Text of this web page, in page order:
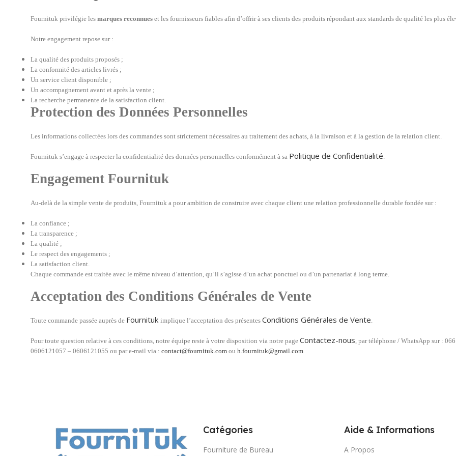
Fournituk privilégie les marques reconnues et les fournisseurs fiables afin d’offrir à ses clients des produits répondant aux standards de qualité les plus
Notre engagement repose sur :
La qualité des produits proposés ;
La conformité des articles livrés ;
Un service client disponible ;
Un accompagnement avant et après la vente ;
La recherche permanente de la satisfaction client.
Protection des Données Personnelles
Les informations collectées lors des commandes sont strictement nécessaires au traitement des achats, à la livraison et à la gestion de la relation client.
Fournituk s’engage à respecter la confidentialité des données personnelles conformément à sa Politique de Confidentialité.
Engagement Fournituk
Au-delà de la simple vente de produits, Fournituk a pour ambition de construire avec chaque client une relation professionnelle durable fondée sur :
La confiance ;
La transparence ;
La qualité ;
Le respect des engagements ;
La satisfaction client.
Chaque commande est traitée avec le même niveau d’attention, qu’il s’agisse d’un achat ponctuel ou d’un partenariat à long terme.
Acceptation des Conditions Générales de Vente
Toute commande passée auprès de Fournituk implique l’acceptation des présentes Conditions Générales de Vente.
Pour toute question relative à ces conditions, notre équipe reste à votre disposition via notre page Contactez-nous, par téléphone / WhatsApp sur :
0606121057 – 0606121055 ou par e-mail via : contact@fournituk.com ou h.fournituk@gmail.com
Catégories
Fourniture de Bureau
Aide & Informations
A Propos